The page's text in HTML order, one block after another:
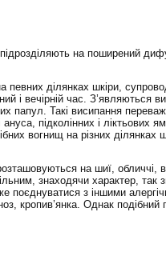
на поширений
певних ділянках шкіри,
і вечірній час. З’являються
папул. Такі висипання
ануса, підколінних і ліктьових
вогнищ на різних ділянках
на шиї, обличчі, в
знаходячи характер, так
поєднуватися з іншими
кропив’янка. Однак подібний